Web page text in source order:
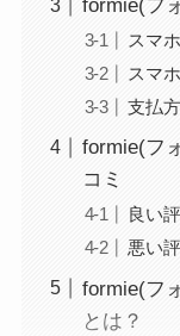
formie(フ
スマ
スマ
支払
formie(フ
コミ
良い
悪い
formie(フ
とは？